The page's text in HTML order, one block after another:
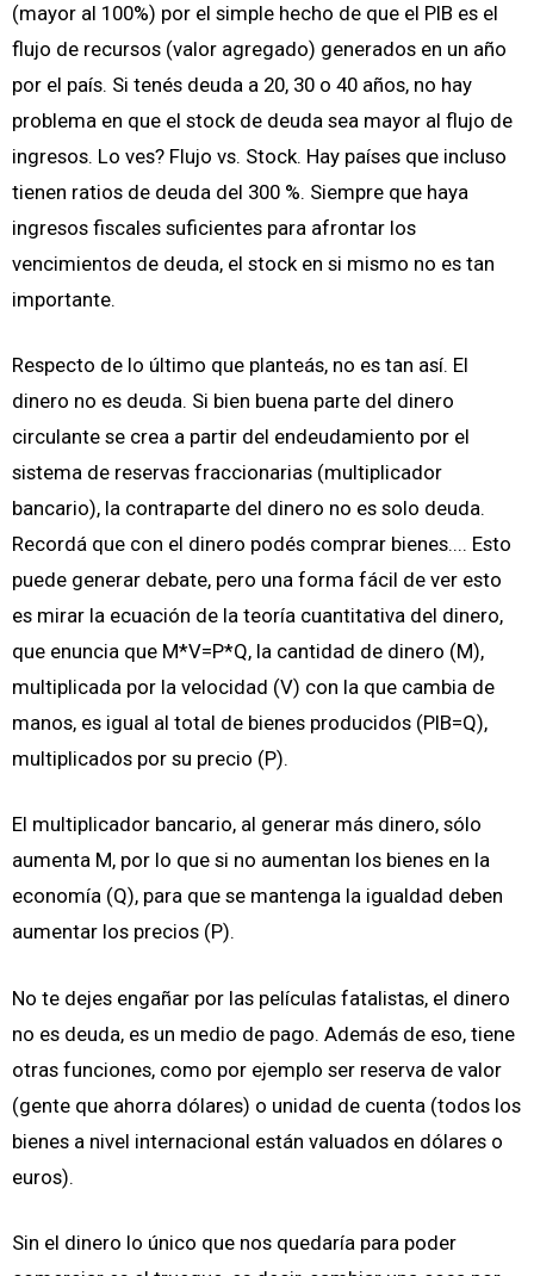
(mayor al 100%) por el simple hecho de que el PIB es el
flujo de recursos (valor agregado) generados en un año
por el país. Si tenés deuda a 20, 30 o 40 años, no hay
problema en que el stock de deuda sea mayor al flujo de
ingresos. Lo ves? Flujo vs. Stock. Hay países que incluso
tienen ratios de deuda del 300 %. Siempre que haya
ingresos fiscales suficientes para afrontar los
vencimientos de deuda, el stock en si mismo no es tan
importante.
Respecto de lo último que planteás, no es tan así. El
dinero no es deuda. Si bien buena parte del dinero
circulante se crea a partir del endeudamiento por el
sistema de reservas fraccionarias (multiplicador
bancario), la contraparte del dinero no es solo deuda.
Recordá que con el dinero podés comprar bienes.... Esto
puede generar debate, pero una forma fácil de ver esto
es mirar la ecuación de la teoría cuantitativa del dinero,
que enuncia que M*V=P*Q, la cantidad de dinero (M),
multiplicada por la velocidad (V) con la que cambia de
manos, es igual al total de bienes producidos (PIB=Q),
multiplicados por su precio (P).
El multiplicador bancario, al generar más dinero, sólo
aumenta M, por lo que si no aumentan los bienes en la
economía (Q), para que se mantenga la igualdad deben
aumentar los precios (P).
No te dejes engañar por las películas fatalistas, el dinero
no es deuda, es un medio de pago. Además de eso, tiene
otras funciones, como por ejemplo ser reserva de valor
(gente que ahorra dólares) o unidad de cuenta (todos los
bienes a nivel internacional están valuados en dólares o
euros).
Sin el dinero lo único que nos quedaría para poder